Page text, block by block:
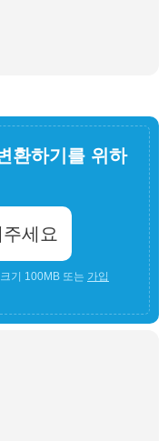
환하기를 위하
세요
기 100MB 또는 가입